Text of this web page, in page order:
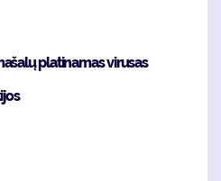
platinamas virusas